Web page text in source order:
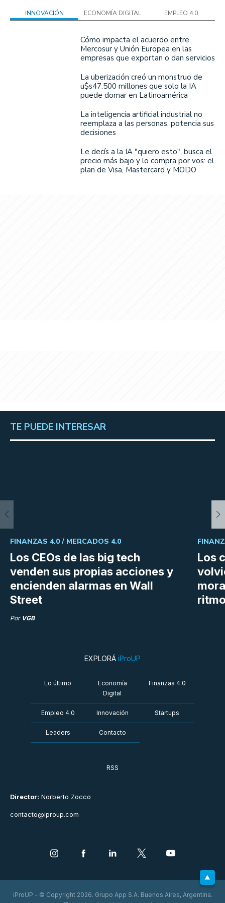
INNOVACIÓN ECONOMÍA DIGITAL EMPLEO 4.0
Cómo impacta el acuerdo entre
Mercosur y Unión Europea en las
empresas que exportan o dan servicios
La uberización creó un monstruo de
u$s47.500 millones que solo la IA
puede domar en Latinoamérica
La inteligencia artificial industrial no
reemplaza a las personas, potencia sus
decisiones
Le decís a la IA "quiero esto", busca el
precio más bajo y lo compra por vos: el
plan de Visa, Mastercard y MODO
TE PUEDE INTERESAR
Los CEOs de las big tech
venden sus propias acciones y
encienden alarmas en Wall
Street
FINANZAS 4.0 / MERCADOS 4.0
Por VGB
Los
Director: Norberto Zocco
contacto@iproup.com
EXPLORÁ iProUP
Lo último
Economía
Digital
Finanzas 4.0
Empleo 4.0 Innovación Startups
Leaders Contacto
RSS
iProUP - © Copyright 2026. Grupo App S.A. Buenos Aires, Argentina.